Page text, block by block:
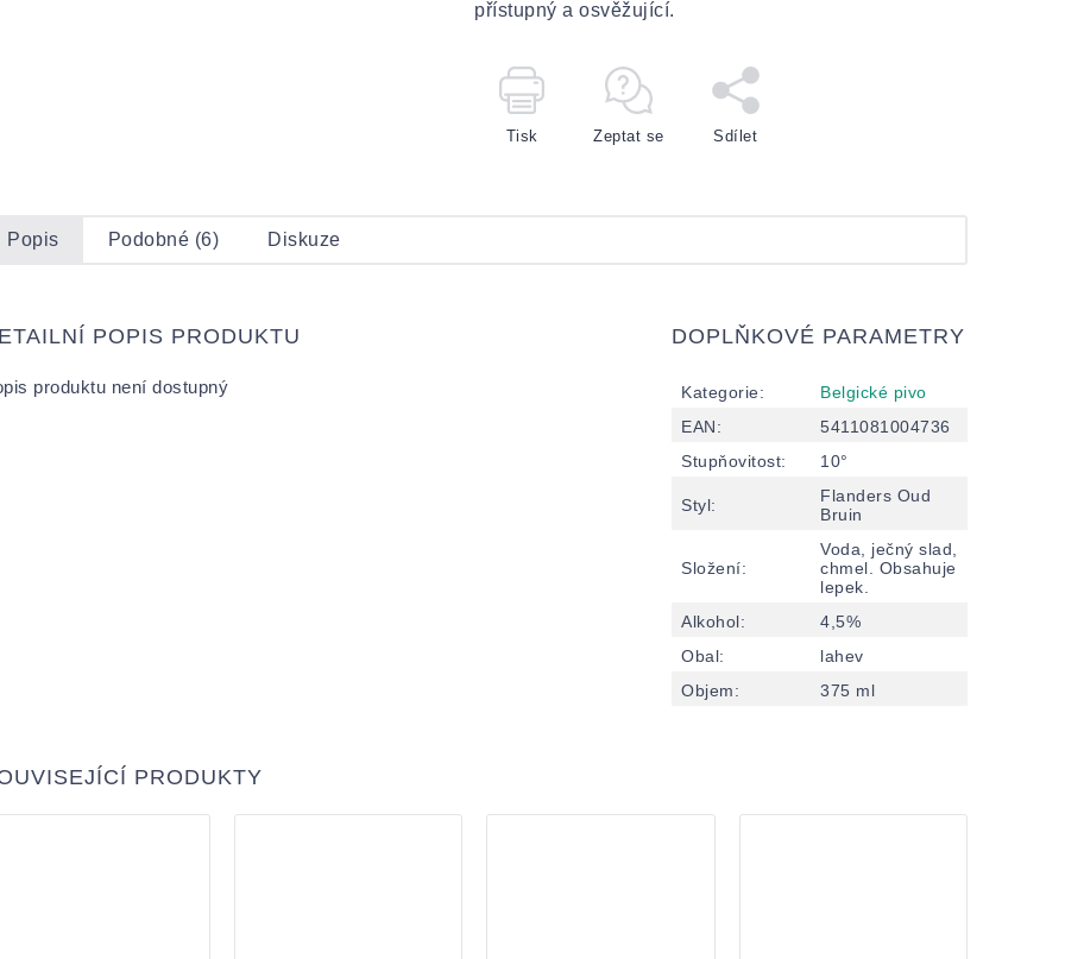
přístupný a osvěžující.
Tisk Zeptat se Sdílet
Popis Podobné (6) Diskuze
POPIS PRODUKTU
produktu není dostupný
DOPLŇKOVÉ PARAMETRY
Kategorie:
Belgické pivo
EAN:
5411081004736
Stupňovitost: 10°
Styl:
Flanders Oud
Bruin
Složení:
Voda, ječný slad,
chmel. Obsahuje
lepek.
Alkohol:
4,5%
Obal:
lahev
Objem: 375 ml
PRODUKTY